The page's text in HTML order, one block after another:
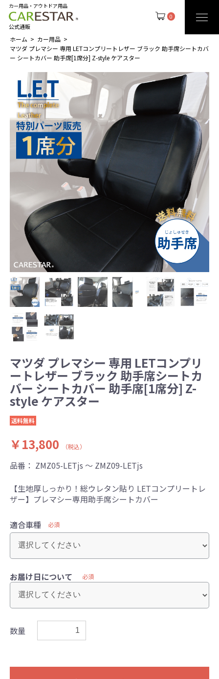
0
カー用品・アウトドア用品
公式通販
ホーム
カー用品
マツダ プレマシー 専用 LETコンプリートレザー ブラック 助手席シートカバ
ー シートカバー 助手席[1席分] Z-style ケアスター
マツダ プレマシー 専用 LETコンプリ
ートレザー ブラック 助手席シートカ
バー シートカバー 助手席[1席分] Z-
style ケアスター
送料無料
￥13,800 （税込）
品番： ZMZ05-LETjs ～ ZMZ09-LETjs
【生地厚しっかり！総ウレタン貼り LETコンプリートレ
ザー】プレマシー専用助手席シートカバー
適合車種 必須
お届け日について 必須
数量